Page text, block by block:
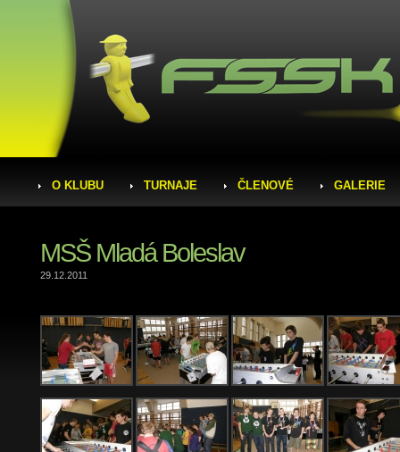
O KLUBU TURNAJE ČLENOVÉ GALERIE
MSŠ Mladá Boleslav
29.12.2011